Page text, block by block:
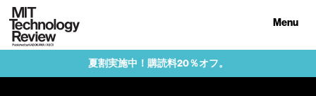
Menu
夏割実施中！購読料20％オフ。